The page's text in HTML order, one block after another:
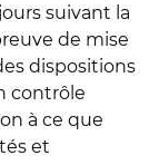
suivant la
de mise
dispositions
contrôle
à ce que
et